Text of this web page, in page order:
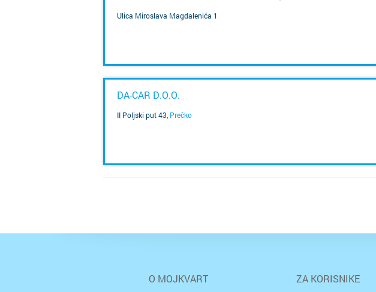
Ulica Miroslava Magdalenića 1
DA-CAR D.O.O.
II Poljski put 43 Prečko
O MOJKVART ZA KORISNIKE